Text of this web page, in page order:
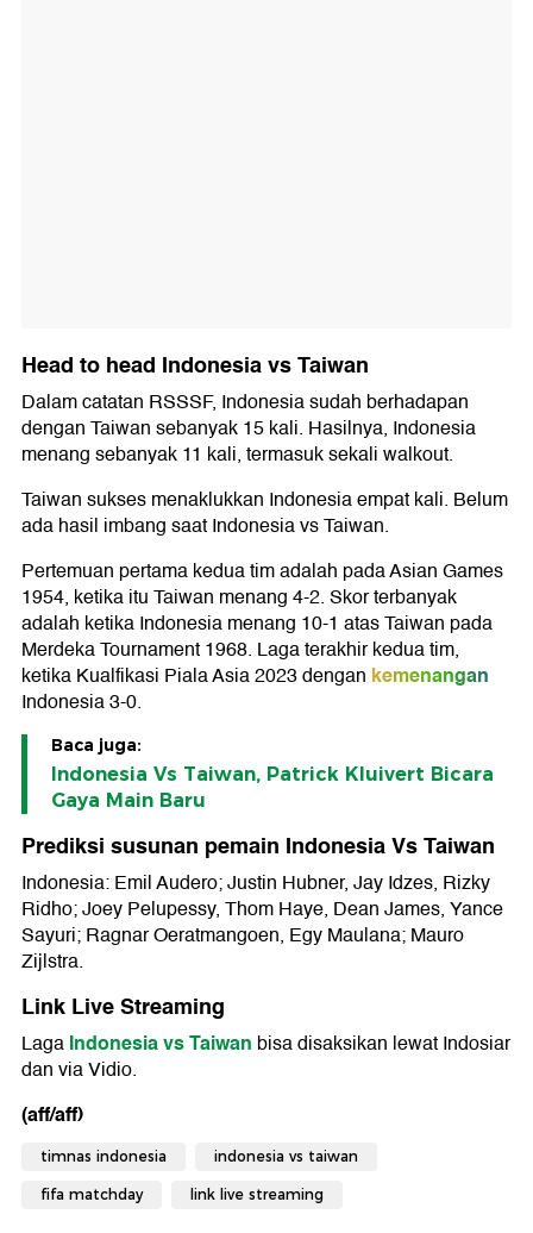
Head to head Indonesia vs Taiwan
Dalam catatan RSSSF, Indonesia sudah berhadapan
dengan Taiwan sebanyak 15 kali. Hasilnya, Indonesia
menang sebanyak 11 kali, termasuk sekali walkout.
Taiwan sukses menaklukkan Indonesia empat kali. Belum
ada hasil imbang saat Indonesia vs Taiwan.
Pertemuan pertama kedua tim adalah pada Asian Games
1954, ketika itu Taiwan menang 4-2. Skor terbanyak
adalah ketika Indonesia menang 10-1 atas Taiwan pada
Merdeka Tournament 1968. Laga terakhir kedua tim,
ketika Kualfikasi Piala Asia 2023 dengan kemenangan
Indonesia 3-0.
Baca juga:
Indonesia Vs Taiwan, Patrick Kluivert Bicara
Gaya Main Baru
Prediksi susunan pemain Indonesia Vs Taiwan
Indonesia: Emil Audero; Justin Hubner, Jay Idzes, Rizky
Ridho; Joey Pelupessy, Thom Haye, Dean James, Yance
Sayuri; Ragnar Oeratmangoen, Egy Maulana; Mauro
Zijlstra.
Link Live Streaming
LagaIndonesia vs Taiwan bisa disaksikan lewat Indosiar
dan via Vidio.
(aff/aff)
timnas indonesia indonesia vs taiwan
fifa matchday link live streaming